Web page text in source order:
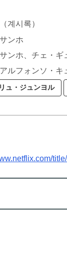
계시록）
ンホ
ンホ、チェ・ギ
ルフォンソ・キ
リュ・ジュンヨル